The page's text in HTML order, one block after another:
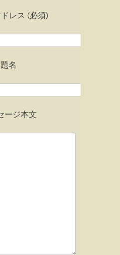
レス (必須)
題名
ージ本文